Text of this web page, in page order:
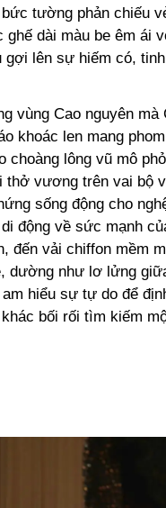
tường phản chiếu
dài màu be êm ái
lên sự hiếm có,
vùng Cao nguyên mà
khoác len mang
choàng lông vũ mô
thở vương trên vai bộ
sống động cho
động về sức mạnh
đến vải chiffon mềm
dường như lơ lửng
hiểu sự tự do để
bối rối tìm kiếm